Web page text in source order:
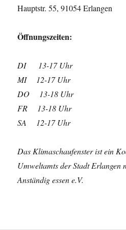
Hauptstr. 55, 91054 Erlangen
Öffnungszeiten:
DI 13-17 Uhr
MI 12-17 Uhr
DO 13-18 Uhr
FR 13-18 Uhr
SA 12-17 Uhr
Das Klimaschaufenster ist ein
Umweltamts der Stadt Erlangen
Anständig essen e.V.